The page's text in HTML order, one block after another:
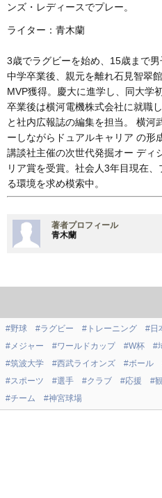
ンズ・レディースでプレー。
ライター：青木蘭
3歳でラグビーを始め、15歳まで男
中学卒業後、親元を離れ石見智翠
MVP獲得。慶大に進学し、同大学
卒業後は横河電機株式会社に就職
と社内広報誌の編集を担当。 横河
ーしながらドュアルキャリア の形
講談社主催の次世代発掘オー ディ
リア賞を受賞。社会人3年目現在
る環境を求め模索中。
著者プロフィール
青木蘭
#野球 #ラグビー #トレーニング #日
#メジャー
#ワールドカップ #W杯 #
#筑波大学
#西武ライオンズ #ボール
#スポーツ
#選手 #クラブ #応援 #
#チーム
#神宮球場